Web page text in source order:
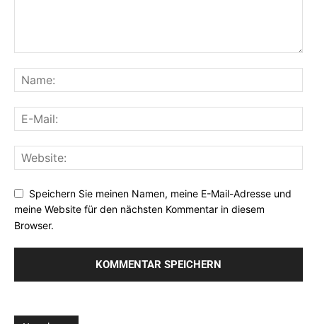
Speichern Sie meinen Namen, meine E-Mail-Adresse und
meine Website für den nächsten Kommentar in diesem
Browser.